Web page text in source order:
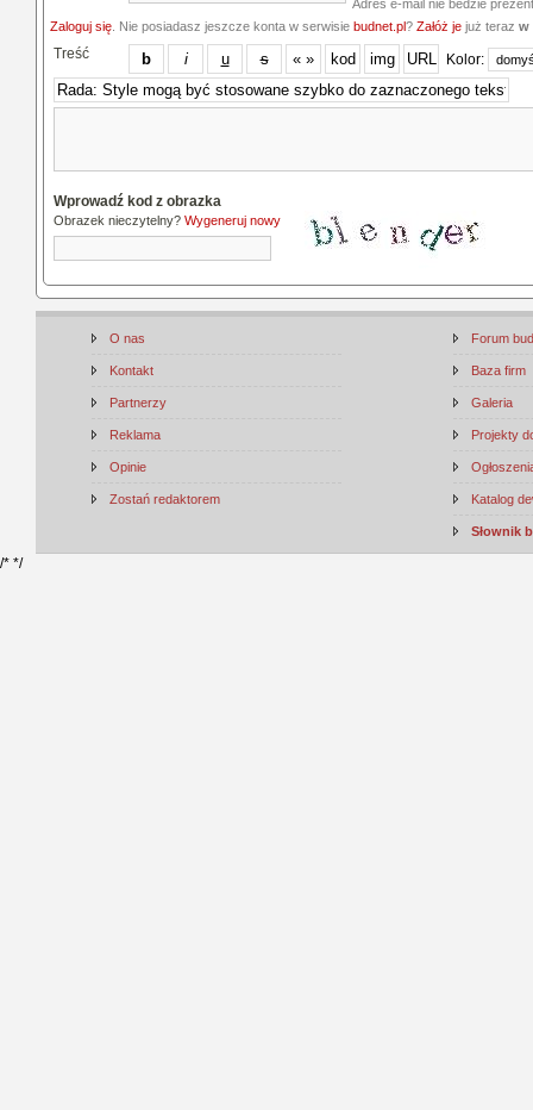
Adres e-mail nie bedzie
Zaloguj się . Nie posiadasz jeszcze konta w serwisie budnet.pl? Załóż je już teraz w
Treść Kolor:
Wprowadź kod z obrazka
Obrazek nieczytelny? Wygeneruj nowy
O nas
Kontakt
Partnerzy
Reklama
Opinie
Zostań redaktorem
Forum
Baza firm
Galeria
Projekty
Katalog
Słownik
/* */